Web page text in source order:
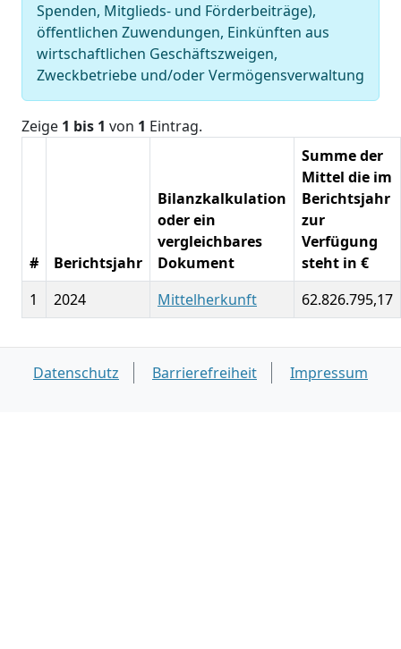
Spenden, Mitglieds- und Förderbeiträge),
öffentlichen Zuwendungen, Einkünften aus
wirtschaftlichen Geschäftszweigen,
Zweckbetriebe und/oder Vermögensverwaltung
Zeige 1 bis 1 von 1 Eintrag.
# Berichtsjahr
Bilanzkalkulation
oder ein
vergleichbares
Dokument
Summe der
Mittel die im
Berichtsjahr
zur
Verfügung
steht in €
1
2024 Mittelherkunft 62.826.795,17
Datenschutz Barrierefreiheit Impressum